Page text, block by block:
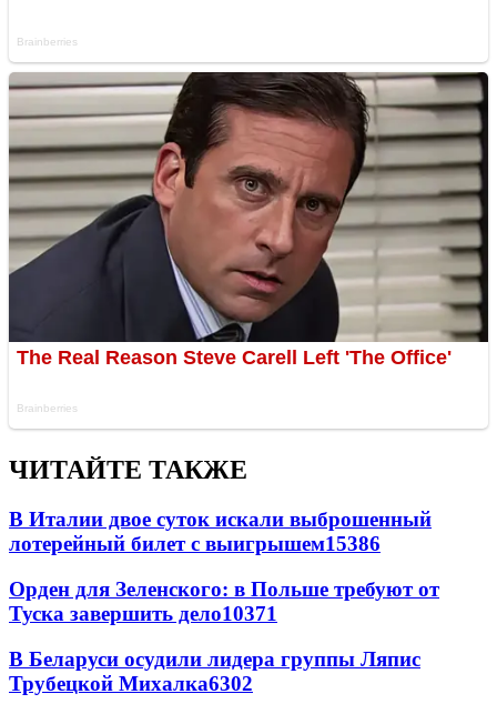
ЧИТАЙТЕ ТАКЖЕ
В Италии двое суток искали выброшенный
лотерейный билет с выигрышем15386
Орден для Зеленского: в Польше требуют от
Туска завершить дело10371
В Беларуси осудили лидера группы Ляпис
Трубецкой Михалка6302